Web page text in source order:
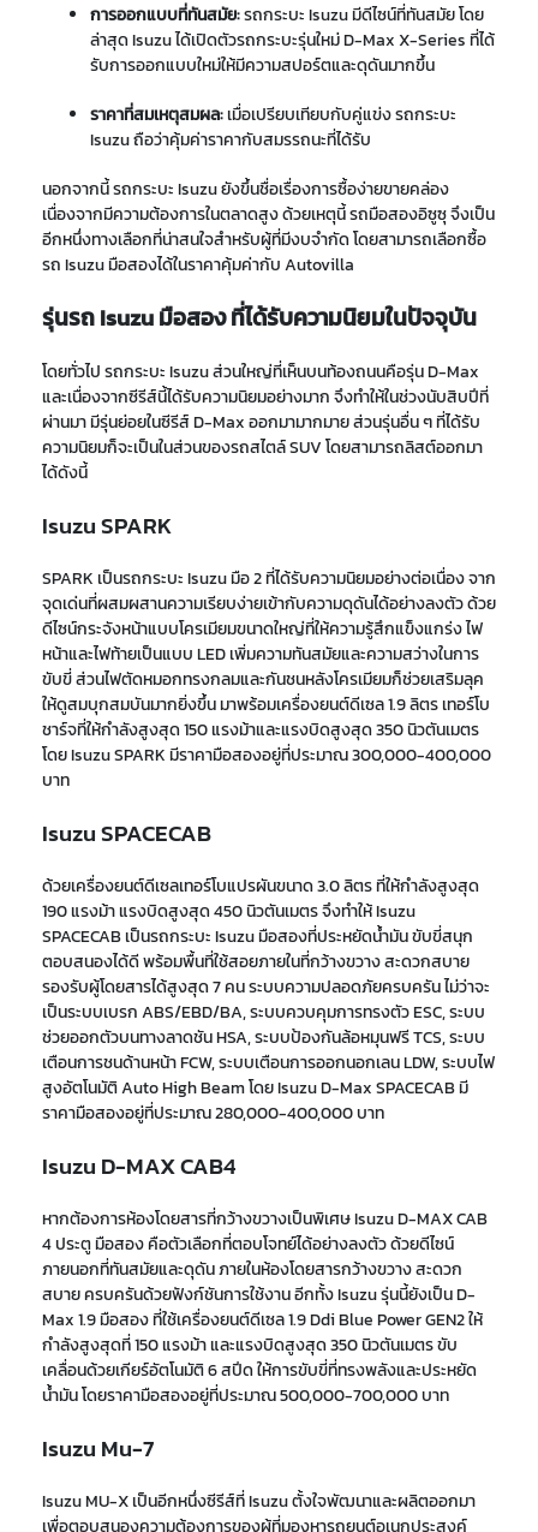
การออกแบบที่ทันสมัย:รถกระบะ Isuzu มีดีไซน์ที่ทันสมัย โดย
ล่าสุด Isuzu ได้เปิดตัวรถกระบะรุ่นใหม่ D-Max X-Series ที่ได้
รับการออกแบบใหม่ให้มีความสปอร์ตและดุดันมากขึ้น
ราคาที่สมเหตุสมผล:เมื่อเปรียบเทียบกับคู่แข่ง รถกระบะ
Isuzu ถือว่าคุ้มค่าราคากับสมรรถนะที่ได้รับ
นอกจากนี้ รถกระบะ Isuzu ยังขึ้นชื่อเรื่องการซื้อง่ายขายคล่อง
เนื่องจากมีความต้องการในตลาดสูง ด้วยเหตุนี้ รถมือสองอิซูซุ จึงเป็น
อีกหนึ่งทางเลือกที่น่าสนใจสำหรับผู้ที่มีงบจำกัด โดยสามารถเลือกซื้อ
รถ Isuzu มือสองได้ในราคาคุ้มค่ากับ Autovilla
รุ่นรถ Isuzu มือสอง ที่ได้รับความนิยมในปัจจุบัน
โดยทั่วไป รถกระบะ Isuzu ส่วนใหญ่ที่เห็นบนท้องถนนคือรุ่น D-Max
และเนื่องจากซีรีส์นี้ได้รับความนิยมอย่างมาก จึงทำให้ในช่วงนับสิบปีที่
ผ่านมา มีรุ่นย่อยในซีรีส์ D-Max ออกมามากมาย ส่วนรุ่นอื่น ๆ ที่ได้รับ
ความนิยมก็จะเป็นในส่วนของรถสไตล์ SUV โดยสามารถลิสต์ออกมา
ได้ดังนี้
Isuzu SPARK
SPARK เป็นรถกระบะIsuzu มือ 2ที่ได้รับความนิยมอย่างต่อเนื่อง จาก
จุดเด่นที่ผสมผสานความเรียบง่ายเข้ากับความดุดันได้อย่างลงตัว ด้วย
ดีไซน์กระจังหน้าแบบโครเมียมขนาดใหญ่ที่ให้ความรู้สึกแข็งแกร่ง ไฟ
หน้าและไฟท้ายเป็นแบบ LED เพิ่มความทันสมัยและความสว่างในการ
ขับขี่ ส่วนไฟตัดหมอกทรงกลมและกันชนหลังโครเมียมก็ช่วยเสริมลุค
ให้ดูสมบุกสมบันมากยิ่งขึ้นมาพร้อมเครื่องยนต์ดีเซล 1.9 ลิตร เทอร์โบ
ชาร์จที่ให้กำลังสูงสุด 150 แรงม้าและแรงบิดสูงสุด 350 นิวตันเมตร
โดย Isuzu SPARK มีราคามือสองอยู่ที่ประมาณ 300,000-400,000
บาท
Isuzu SPACECAB
ด้วยเครื่องยนต์ดีเซลเทอร์โบแปรผันขนาด 3.0 ลิตร ที่ให้กำลังสูงสุด
190 แรงม้า แรงบิดสูงสุด 450 นิวตันเมตร จึงทำให้ Isuzu
SPACECAB เป็นรถกระบะ Isuzu มือสองที่ประหยัดน้ำมัน ขับขี่สนุก
ตอบสนองได้ดี พร้อมพื้นที่ใช้สอยภายในที่กว้างขวาง สะดวกสบาย
รองรับผู้โดยสารได้สูงสุด 7 คน ระบบความปลอดภัยครบครันไม่ว่าจะ
เป็นระบบเบรก ABS/EBD/BA,ระบบควบคุมการทรงตัว ESC,ระบบ
ช่วยออกตัวบนทางลาดชัน HSA,ระบบป้องกันล้อหมุนฟรี TCS,ระบบ
เตือนการชนด้านหน้า FCW,ระบบเตือนการออกนอกเลน LDW,ระบบไฟ
สูงอัตโนมัติ Auto High Beam โดย Isuzu D-Max SPACECAB มี
ราคามือสองอยู่ที่ประมาณ 280,000-400,000 บาท
Isuzu D-MAX CAB4
หากต้องการห้องโดยสารที่กว้างขวางเป็นพิเศษIsuzu D-MAXCAB
4 ประตู มือสองคือตัวเลือกที่ตอบโจทย์ได้อย่างลงตัว ด้วยดีไซน์
ภายนอกที่ทันสมัยและดุดัน ภายในห้องโดยสารกว้างขวาง สะดวก
สบาย ครบครันด้วยฟังก์ชันการใช้งาน อีกทั้งIsuzuรุ่นนี้ยังเป็นD-
Max 1.9 มือสองที่ใช้เครื่องยนต์ดีเซล 1.9 Ddi Blue Power GEN2 ให้
กำลังสูงสุดที่ 150 แรงม้า และแรงบิดสูงสุด 350 นิวตันเมตร ขับ
เคลื่อนด้วยเกียร์อัตโนมัติ 6 สปีด ให้การขับขี่ที่ทรงพลังและประหยัด
น้ำมัน โดยราคามือสองอยู่ที่ประมาณ 500,000-700,000 บาท
Isuzu Mu-7
Isuzu MU-Xเป็นอีกหนึ่งซีรีส์ที่ Isuzuตั้งใจพัฒนาและผลิตออกมา
เพื่อตอบสนองความต้องการของผู้ที่มองหารถยนต์อเนกประสงค์